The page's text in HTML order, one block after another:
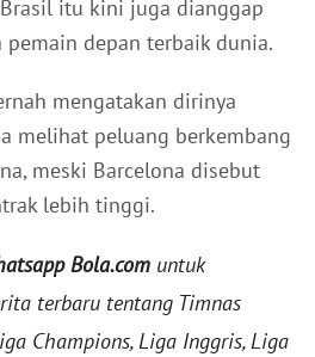
Brasil itu kini juga dianggap
depan terbaik dunia.
mengatakan dirinya
melihat peluang berkembang
meski Barcelona disebut
lebih tinggi.
Bola.com untuk
terbaru tentang Timnas
Champions, Liga Inggris, Liga